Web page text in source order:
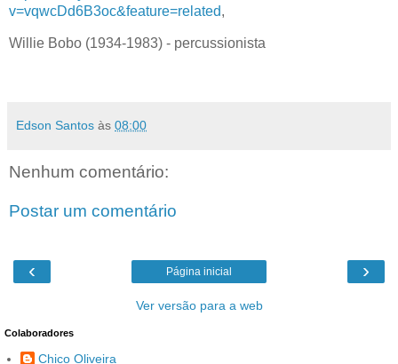
v=vqwcDd6B3oc&feature=related,
Willie Bobo (1934-1983) - percussionista
Edson Santos às 08:00
Nenhum comentário:
Postar um comentário
‹ ›
Página inicial
Ver versão para a web
Colaboradores
Chico Oliveira